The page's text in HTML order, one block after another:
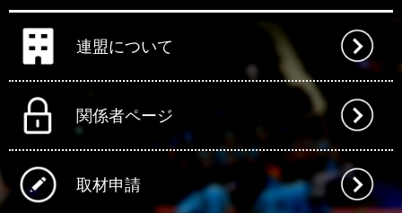
連盟について
関係者ページ
取材申請